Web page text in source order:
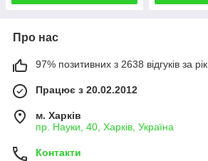
Про нас
97% позитивних з 2638 відгуків за рік
Працює з 20.02.2012
м. Харків
пр. Науки, 40, Харків, Україна
Контакти